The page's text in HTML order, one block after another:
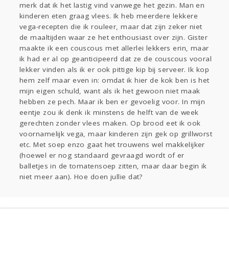
merk dat ik het lastig vind vanwege het gezin. Man en
kinderen eten graag vlees. Ik heb meerdere lekkere
vega-recepten die ik rouleer, maar dat zijn zeker niet
de maaltijden waar ze het enthousiast over zijn. Gister
maakte ik een couscous met allerlei lekkers erin, maar
ik had er al op geanticipeerd dat ze de couscous vooral
lekker vinden als ik er ook pittige kip bij serveer. Ik kop
hem zelf maar even in: omdat ik hier de kok ben is het
mijn eigen schuld, want als ik het gewoon niet maak
hebben ze pech. Maar ik ben er gevoelig voor. In mijn
eentje zou ik denk ik minstens de helft van de week
gerechten zonder vlees maken. Op brood eet ik ook
voornamelijk vega, maar kinderen zijn gek op grillworst
etc. Met soep enzo gaat het trouwens wel makkelijker
(hoewel er nog standaard gevraagd wordt of er
balletjes in de tomatensoep zitten, maar daar begin ik
niet meer aan). Hoe doen jullie dat?